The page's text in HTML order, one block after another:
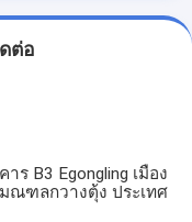
ต่อ
ร B3 Egongling เมือง
มณฑลกวางตุ้ง ประเทศ